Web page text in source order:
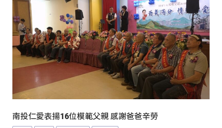
南投仁愛表揚16位模範父親 感謝爸爸辛勞